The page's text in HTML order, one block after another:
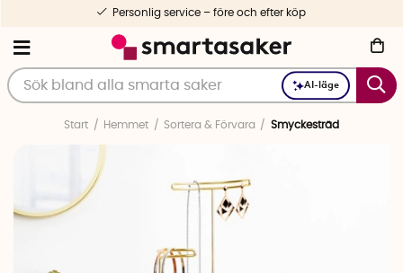
AI-läge
Personlig service – före och efter köp
Start Hemmet Sortera & Förvara Smyckesträd